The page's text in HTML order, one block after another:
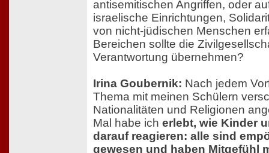
antisemitischen Angriffen, oder
israelische Einrichtungen,
von nicht-jüdischen Menschen
Bereichen sollte die
Verantwortung übernehmen?
Irina Goubernik: Nach jedem
Thema mit meinen Schülern
Nationalitäten und Religionen
Mal habe ich erlebt, wie Kinder
darauf reagieren: alle sind
gewesen und haben Mitgefühl